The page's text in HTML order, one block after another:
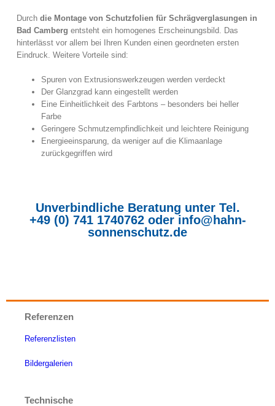
Durchdie Montage von Schutzfolien für Schrägverglasungen in
Bad Cambergentsteht ein homogenes Erscheinungsbild. Das
hinterlässt vor allem bei Ihren Kunden einen geordneten ersten
Eindruck. Weitere Vorteile sind:
Spuren von Extrusionswerkzeugen werden verdeckt
Der Glanzgrad kann eingestellt werden
Eine Einheitlichkeit des Farbtons – besonders bei heller
Farbe
Geringere Schmutzempfindlichkeit und leichtere Reinigung
Energieeinsparung, da weniger auf die Klimaanlage
zurückgegriffen wird
Unverbindliche Beratung unter Tel.
+49 (0) 741 1740762oder info@hahn-
sonnenschutz.de
Referenzen
Referenzlisten
Bildergalerien
Technische